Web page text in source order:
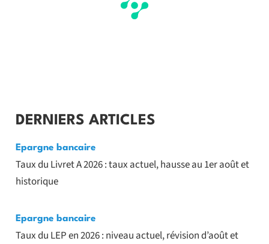
DERNIERS ARTICLES
Epargne bancaire
Taux du Livret A 2026 : taux actuel, hausse au 1er août et
historique
Epargne bancaire
Taux du LEP en 2026 : niveau actuel, révision d’août et